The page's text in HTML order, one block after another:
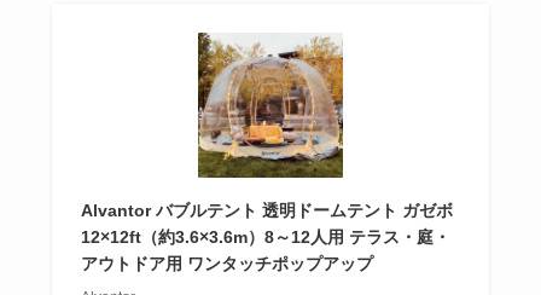
Alvantor バブルテント 透明ドームテント ガゼボ
12×12ft（約3.6×3.6m）8～12人用 テラス・庭・
アウトドア用 ワンタッチポップアップ